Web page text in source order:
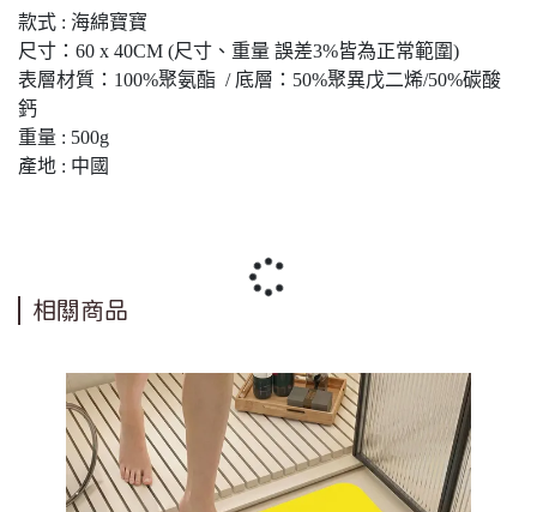
款式 : 海綿寶寶
尺寸：60 x 40CM (尺寸、重量 誤差3%皆為正常範圍)
表層材質：100%聚氨酯 / 底層：50%聚異戊二烯/50%碳酸
鈣
重量 : 500g
產地 : 中國
相關商品